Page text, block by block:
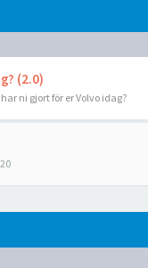
(2.0)
ni gjort för er Volvo idag?